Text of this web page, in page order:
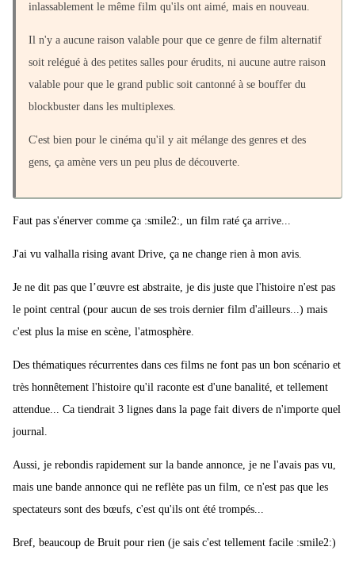
inlassablement le même film qu'ils ont aimé, mais en nouveau.
Il n'y a aucune raison valable pour que ce genre de film alternatif
soit relégué à des petites salles pour érudits, ni aucune autre raison
valable pour que le grand public soit cantonné à se bouffer du
blockbuster dans les multiplexes.
C'est bien pour le cinéma qu'il y ait mélange des genres et des
gens, ça amène vers un peu plus de découverte.
Faut pas s'énerver comme ça :smile2:, un film raté ça arrive...
J'ai vu valhalla rising avant Drive, ça ne change rien à mon avis.
Je ne dit pas que l’œuvre est abstraite, je dis juste que l'histoire n'est pas
le point central (pour aucun de ses trois dernier film d'ailleurs...) mais
c'est plus la mise en scène, l'atmosphère.
Des thématiques récurrentes dans ces films ne font pas un bon scénario et
très honnêtement l'histoire qu'il raconte est d'une banalité, et tellement
attendue... Ca tiendrait 3 lignes dans la page fait divers de n'importe quel
journal.
Aussi, je rebondis rapidement sur la bande annonce, je ne l'avais pas vu,
mais une bande annonce qui ne reflète pas un film, ce n'est pas que les
spectateurs sont des bœufs, c'est qu'ils ont été trompés...
Bref, beaucoup de Bruit pour rien (je sais c'est tellement facile :smile2:)